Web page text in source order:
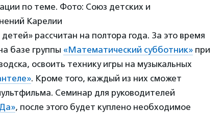
по теме. Фото: Союз детских и
Карелии
рассчитан на полтора года. За это время
базе группы «Математический субботник» при
освоить технику игры на музыкальных
. Кроме того, каждый из них сможет
Семинар для руководителей
, после этого будет куплено необходимое